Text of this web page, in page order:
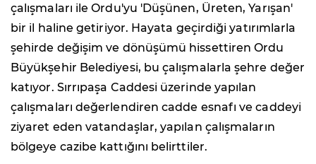
çalışmaları ile Ordu'yu 'Düşünen, Üreten, Yarışan'
bir il haline getiriyor. Hayata geçirdiği yatırımlarla
şehirde değişim ve dönüşümü hissettiren Ordu
Büyükşehir Belediyesi, bu çalışmalarla şehre değer
katıyor. Sırrıpaşa Caddesi üzerinde yapılan
çalışmaları değerlendiren cadde esnafı ve caddeyi
ziyaret eden vatandaşlar, yapılan çalışmaların
bölgeye cazibe kattığını belirttiler.